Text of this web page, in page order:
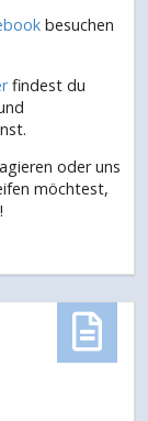
besuchen
findest du
oder uns
möchtest,
!